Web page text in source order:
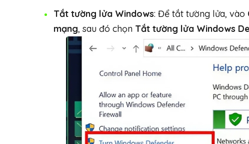
Tắt tường lửa Windows: Để tắt tường lửa, vào
mạng, sau đó chọn Tắt tường lửa Windows